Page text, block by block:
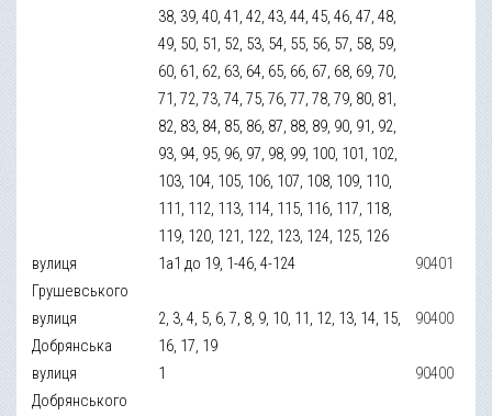
38, 39, 40, 41, 42, 43, 44, 45, 46, 47, 48,
49, 50, 51, 52, 53, 54, 55, 56, 57, 58, 59,
60, 61, 62, 63, 64, 65, 66, 67, 68, 69, 70,
71, 72, 73, 74, 75, 76, 77, 78, 79, 80, 81,
82, 83, 84, 85, 86, 87, 88, 89, 90, 91, 92,
93, 94, 95, 96, 97, 98, 99, 100, 101, 102,
103, 104, 105, 106, 107, 108, 109, 110,
111, 112, 113, 114, 115, 116, 117, 118,
119, 120, 121, 122, 123, 124, 125, 126
вулиця
Грушевського
1а1 до 19, 1-46, 4-124 90401
вулиця
Добрянська
2, 3, 4, 5, 6, 7, 8, 9, 10, 11, 12, 13, 14, 15,
16, 17, 19
90400
вулиця
Добрянського
1 90400